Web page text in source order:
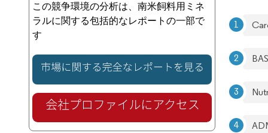
この競争環境の分析は、南米飼料用ミネ
ラルに関する包括的なレポートの一部で
す